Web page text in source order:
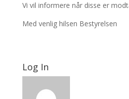
Vi vil informere når disse er
Med venlig hilsen Bestyrelsen
Log In